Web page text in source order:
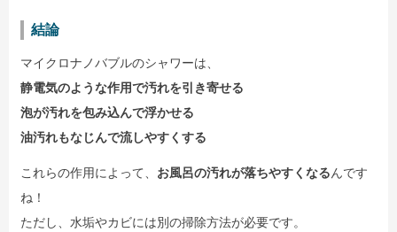
結論
マイクロナノバブルのシャワーは、
静電気のような作用で汚れを引き寄せる
泡が汚れを包み込んで浮かせる
油汚れもなじんで流しやすくする
これらの作用によって、 お風呂の汚れが落ちやすくなるんです
ね！
ただし、水垢やカビには別の掃除方法が必要です。